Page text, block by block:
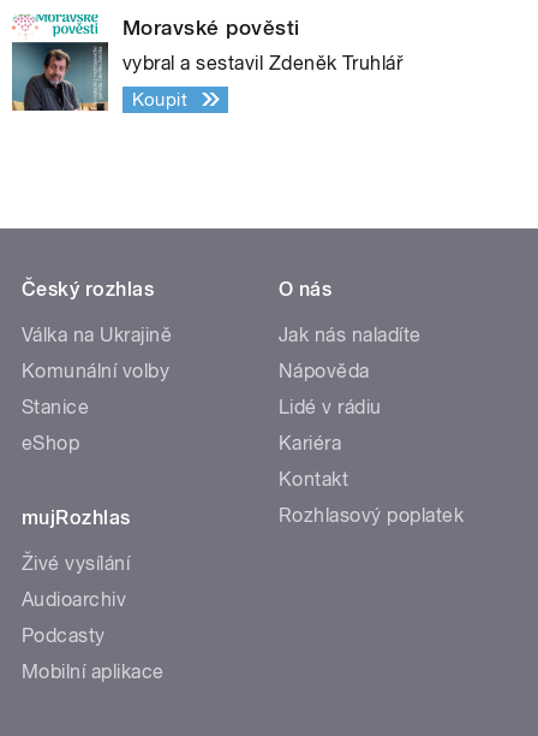
Moravské pověsti
vybral a sestavil Zdeněk Truhlář
Koupit
Český rozhlas
Válka na Ukrajině
Komunální volby
Stanice
eShop
mujRozhlas
Živé vysílání
Audioarchiv
Podcasty
Mobilní aplikace
O nás
Jak nás naladíte
Nápověda
Lidé v rádiu
Kariéra
Kontakt
Rozhlasový poplatek